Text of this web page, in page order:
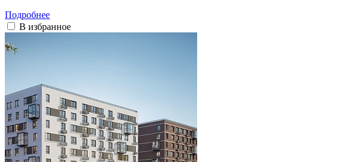
Подробнее
В избранное